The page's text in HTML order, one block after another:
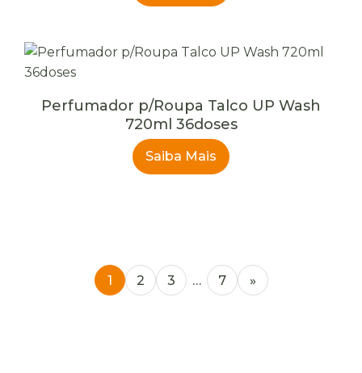
Perfumador p/Roupa Talco UP Wash
720ml 36doses
Saiba Mais
1 2 3 … 7 »